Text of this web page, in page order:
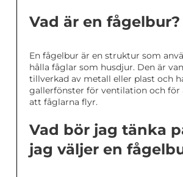
Vad är en fågelbur?
En fågelbur är en struktur som
hålla fåglar som husdjur. Den är
tillverkad av metall eller plast och
gallerfönster för ventilation och för
att fåglarna flyr.
Vad bör jag tänka
jag väljer en